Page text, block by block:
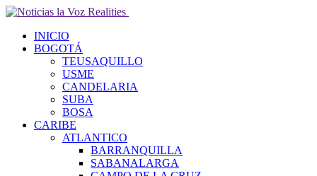
INICIO
BOGOTÁ
TEUSAQUILLO
USME
CANDELARIA
SUBA
BOSA
CARIBE
ATLANTICO
BARRANQUILLA
SABANALARGA